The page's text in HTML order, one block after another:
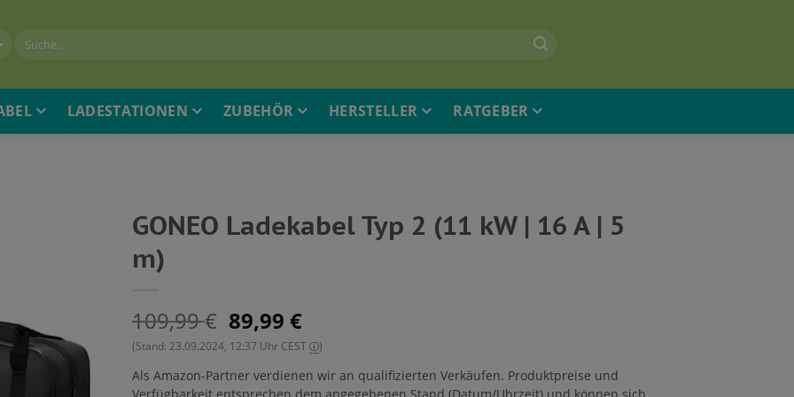
LADESTATIONEN ZUBEHÖR HERSTELLER RATGEBER
GONEO Ladekabel Typ 2 (11 kW | 16 A | 5
m)
109,99€ 89,99€
(Stand: 23.09.2024, 12:37 Uhr CEST ⓘ)
Als Amazon-Partner verdienen wir an qualifizierten Verkäufen. Produktpreise und